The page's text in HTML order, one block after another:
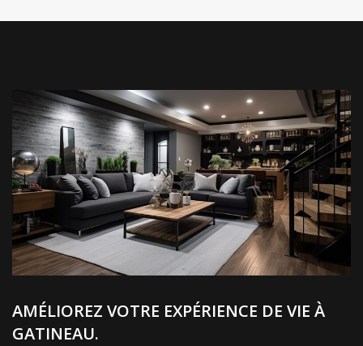
AMÉLIOREZ VOTRE EXPÉRIENCE DE VIE À
GATINEAU.